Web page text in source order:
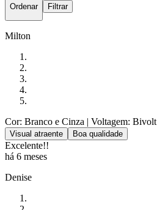
Ordenar Filtrar
Milton
Cor: Branco e Cinza | Voltagem: Bivolt
Visual atraente Boa qualidade
Excelente!!
há 6 meses
Denise